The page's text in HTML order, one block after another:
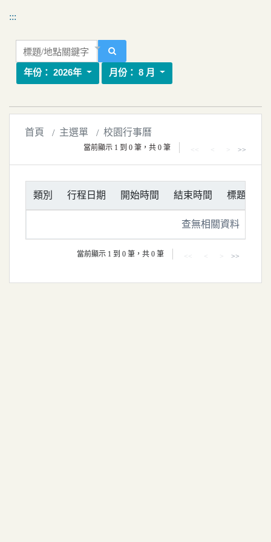
移到主要內容
國立嘉義大學校園行事曆
:::
標題/地點關鍵字
年份： 2026年 月份： 8 月
首頁 主選單 校園行事曆
<< < > >>
當前顯示 1 到 0 筆，共 0 筆
類別 行程日期 開始時間 結束時間 標題
查無相關資料
<< < > >>
當前顯示 1 到 0 筆，共 0 筆